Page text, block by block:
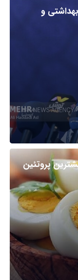
خدمت بهداشتی و
پروتئین